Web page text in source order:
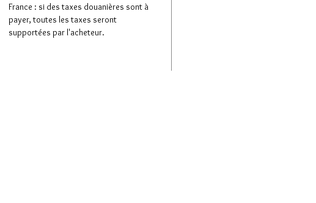
France : si des taxes douanières sont à
payer, toutes les taxes seront
supportées par l'acheteur.